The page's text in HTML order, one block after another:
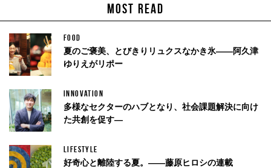
MOST READ
FOOD
夏のご褒美、とびきりリュクスなかき氷——阿久津
ゆりえがリポー
INNOVATION
多様なセクターのハブとなり、社会課題解決に向け
た共創を促す—
LIFESTYLE
好奇心と離陸する夏。——藤原ヒロシの連載